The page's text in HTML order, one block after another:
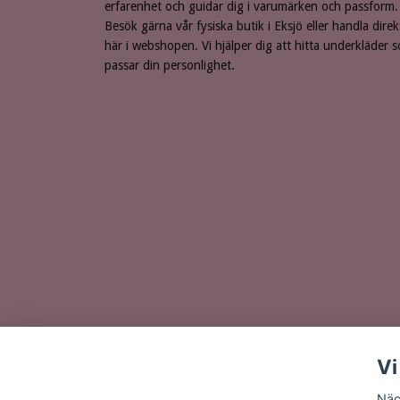
erfarenhet och guidar dig i varumärken och passform.
Besök gärna vår fysiska butik i Eksjö eller handla
här i webshopen. Vi hjälper dig att hitta underkläder
passar din personlighet.